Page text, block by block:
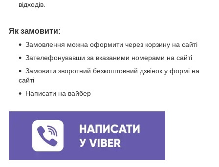
відходів.
Як замовити:
Замовлення можна оформити через корзину на сайті
Зателефонувавши за вказаними номерами на сайті
Замовити зворотний безкоштовний дзвінок у формі на
сайті
Написати на вайбер